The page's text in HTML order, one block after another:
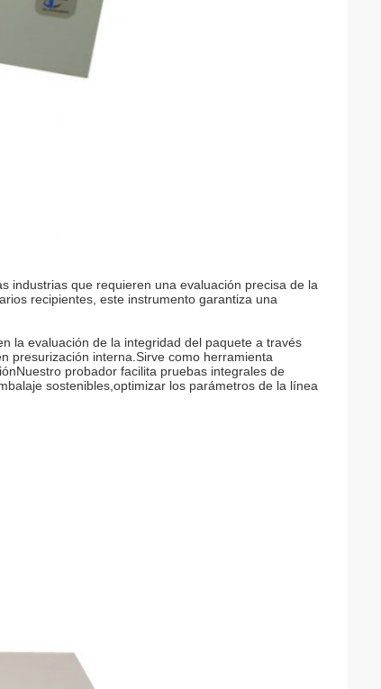
industrias que requieren una evaluación precisa de la
recipientes, este instrumento garantiza una
la evaluación de la integridad del paquete a través
presurización interna.Sirve como herramienta
probador facilita pruebas integrales de
sostenibles,optimizar los parámetros de la línea